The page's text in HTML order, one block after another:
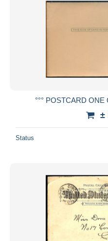
°°° POSTCARD ONE
±
Status